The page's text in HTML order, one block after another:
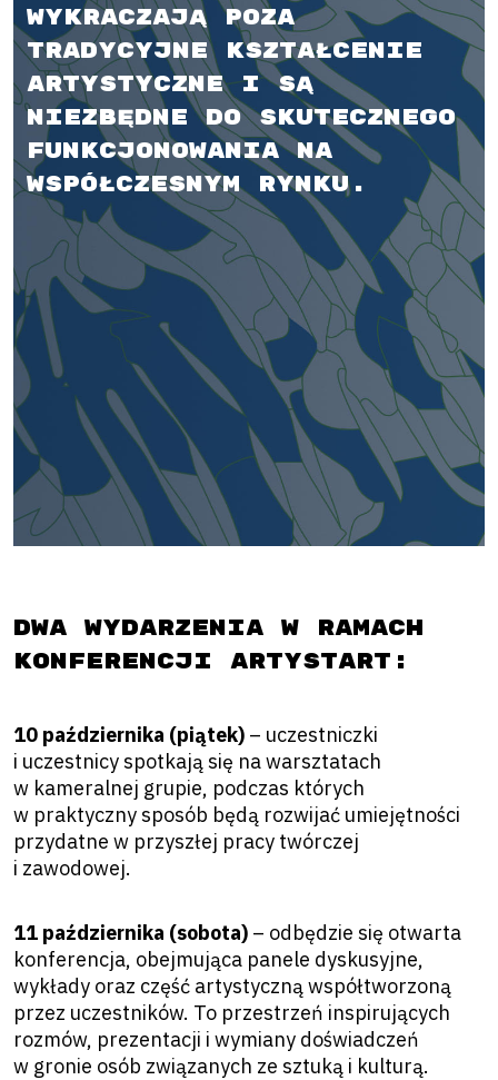
wykraczają poza
tradycyjne kształcenie
artystyczne i są
niezbędne do skutecznego
funkcjonowania na
współczesnym rynku.
Dwa wydarzenia w ramach
konferencji artySTART:
10 października (piątek) – uczestniczki
i uczestnicy spotkają się na warsztatach
w kameralnej grupie, podczas których
w praktyczny sposób będą rozwijać umiejętności
przydatne w przyszłej pracy twórczej
i zawodowej.
11 października (sobota) – odbędzie się otwarta
konferencja, obejmująca panele dyskusyjne,
wykłady oraz część artystyczną współtworzoną
przez uczestników. To przestrzeń inspirujących
rozmów, prezentacji i wymiany doświadczeń
w gronie osób związanych ze sztuką i kulturą.